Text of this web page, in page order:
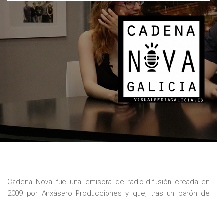
Cadena Nova fue una emisora de radio-difusión creada en
2009 por Anxásero Producciones y que, tras un parón de